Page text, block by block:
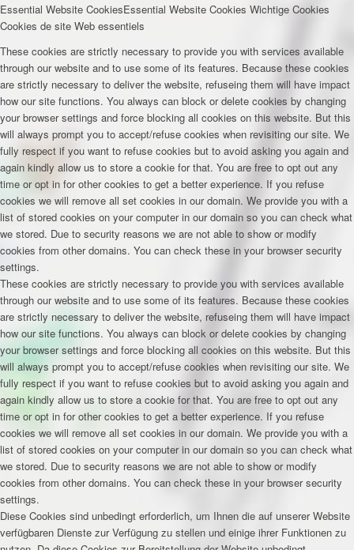
Essential Website CookiesEssential Website Cookies Wichtige Cookies
Cookies de site Web essentiels
These cookies are strictly necessary to provide you with services available
through our website and to use some of its features. Because these cookies
are strictly necessary to deliver the website, refuseing them will have impact
how our site functions. You always can block or delete cookies by changing
your browser settings and force blocking all cookies on this website. But this
will always prompt you to accept/refuse cookies when revisiting our site. We
fully respect if you want to refuse cookies but to avoid asking you again and
again kindly allow us to store a cookie for that. You are free to opt out any
time or opt in for other cookies to get a better experience. If you refuse
cookies we will remove all set cookies in our domain. We provide you with a
list of stored cookies on your computer in our domain so you can check what
we stored. Due to security reasons we are not able to show or modify
cookies from other domains. You can check these in your browser security
settings.
These cookies are strictly necessary to provide you with services available
through our website and to use some of its features. Because these cookies
are strictly necessary to deliver the website, refuseing them will have impact
how our site functions. You always can block or delete cookies by changing
your browser settings and force blocking all cookies on this website. But this
will always prompt you to accept/refuse cookies when revisiting our site. We
fully respect if you want to refuse cookies but to avoid asking you again and
again kindly allow us to store a cookie for that. You are free to opt out any
time or opt in for other cookies to get a better experience. If you refuse
cookies we will remove all set cookies in our domain. We provide you with a
list of stored cookies on your computer in our domain so you can check what
we stored. Due to security reasons we are not able to show or modify
cookies from other domains. You can check these in your browser security
settings.
Diese Cookies sind unbedingt erforderlich, um Ihnen die auf unserer Website
verfügbaren Dienste zur Verfügung zu stellen und einige ihrer Funktionen zu